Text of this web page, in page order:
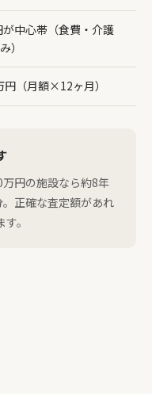
中心帯（食費・介護
）
（月額×12ヶ月）
円の施設なら約8年
正確な査定額があれ
。